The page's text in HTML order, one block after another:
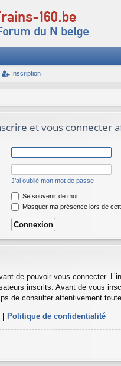
Inscription
et vous connecter
J’ai oublié mon mot de passe
Se souvenir de moi
Masquer ma présence lors de
de pouvoir vous connecter.
inscrits. Avant de vous
de consulter attentivement
| Politique de confidentialité